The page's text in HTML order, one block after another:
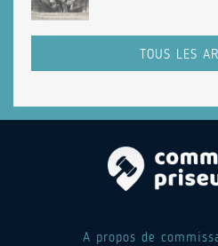
TOUS LES
A propos de